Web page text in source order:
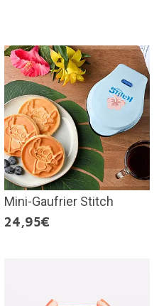
Mini-Gaufrier Stitch
24,95€